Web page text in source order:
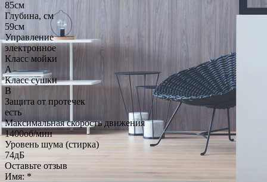
85см
Глубина, см
59см
Управление
электронное
Класс мойки
A
Класс сушки
B
Защита от протечек
есть
Максимальная скорость движения
1400об/мин
Уровень шума (стирка)
74дБ
Оставьте отзыв
Имя: *